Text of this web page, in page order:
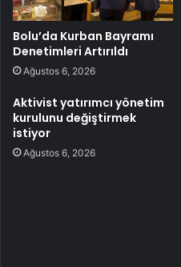
Bolu’da Kurban Bayramı
Denetimleri Artırıldı
Ağustos 6, 2026
Aktivist yatırımcı yönetim
kurulunu değiştirmek
istiyor
Ağustos 6, 2026